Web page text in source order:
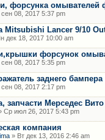
форсунка омывателей
08, 2017 5:37 pm
Mitsubishi Lancer 9/10
дек 18, 2017 10:00 am
форсунок
08, 2017 5:35 pm
заднего
08, 2017 2:17 pm
запчасти Мерседес
Ср июл 26, 2017 5:43 pm
компания
» Вт дек 13, 2016 2:46 am